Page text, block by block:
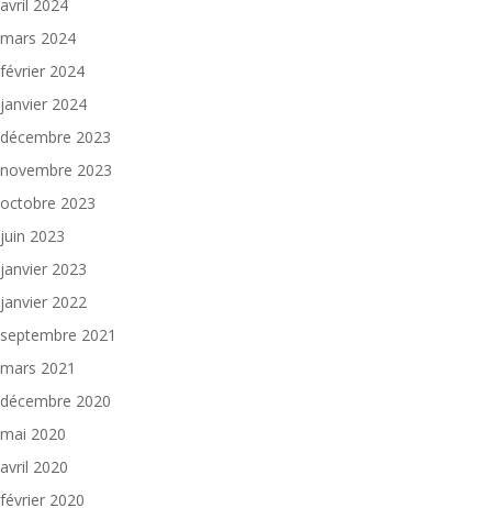
avril 2024
mars 2024
février 2024
janvier 2024
décembre 2023
novembre 2023
octobre 2023
juin 2023
janvier 2023
janvier 2022
septembre 2021
mars 2021
décembre 2020
mai 2020
avril 2020
février 2020